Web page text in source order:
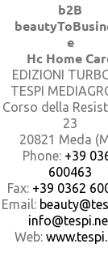
b2B
e
Hc Home
EDIZIONI
TESPI
Corso della
23
20821 Meda
Phone: +39
600463
Fax: +39 0362
Email:
Web: